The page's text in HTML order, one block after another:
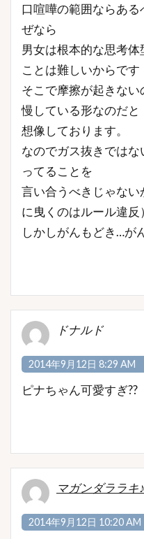
口喧嘩の範囲ならあ
ぜなら
男女は根本的な思考
ことは難しいからです
そこで摩擦が起きな
慢している形なのだと
想像しております。
なのでガス抜きでは
ってることを
言い合うべきじゃな
に曳くのはルール違反）
しかしがんもどき…が
ドナルド
2014年9月12日 8:29 AM
ピナちゃん可愛すぎ??
マガンダララキ♪
2014年9月12日 10:20 AM